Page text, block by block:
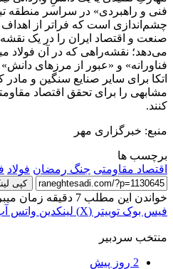
فنی و راهبردی» در سراسر منطقه
چشم‌اندازی است که فراتر از
صنعت و اقتصاد ایران را در یک
می‌دهد؛ نقشه‌راهی که در آن فولاد
فناورانه» و «عبور از مرزهای
اتکا برای سایر صنایع سنگین و
مشابهی را برای تحقق اقتصاد
کنند.
منبع: خبرگزاری مهر
برچسب ها
اقتصاد مقاومتی جنگ رمضان فولاد
کپی
خواندن این مطلب 7 دقیقه زمان میبرد
فیس بوک توییتر (X) لینکدین واتس
منتخب سردبیر
2 روز پیش